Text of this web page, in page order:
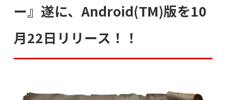
ー』遂に、Android(TM)版を10
月22日リリース！！